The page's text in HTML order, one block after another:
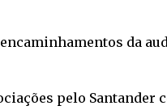
da
pelo